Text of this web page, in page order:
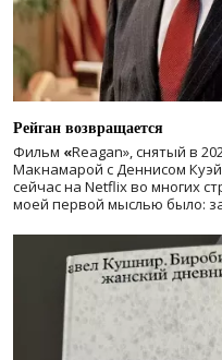
Рейган возвращается
Фильм «Reagan», снятый в
Макнамарой с Деннисом
сейчас на Netflix во многих
моей первой мыслью было: